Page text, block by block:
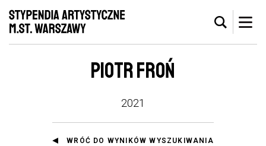
PIOTR FROŃ
2021
WRÓĆ DO WYNIKÓW WYSZUKIWANIA